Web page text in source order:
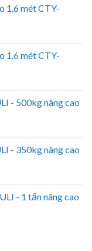
1.6 mét CTY-
1.6 mét CTY-
- 500kg nâng cao
- 350kg nâng cao
- 1 tấn nâng cao